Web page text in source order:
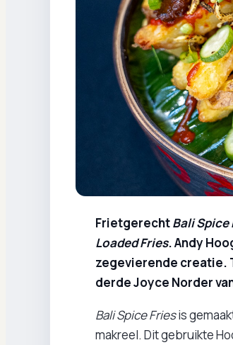
FrietgerechtBali Spice
Loaded Fries. Andy
zegevierende creatie.
derde Joyce Norder
Bali Spice Friesis
makreel. Dit gebruikte